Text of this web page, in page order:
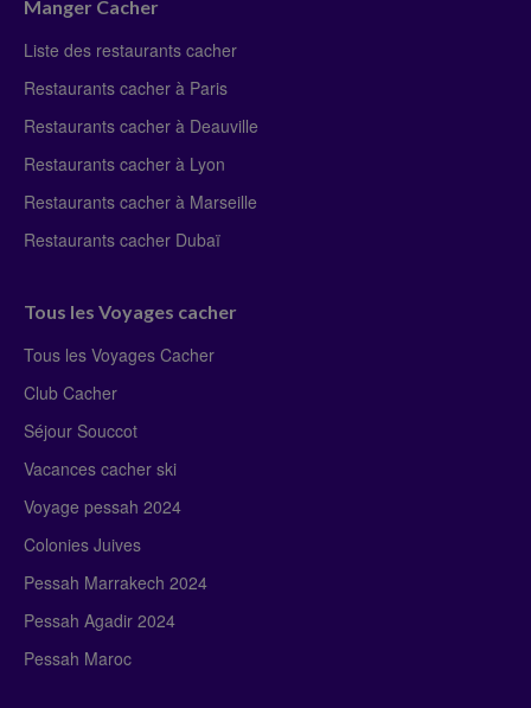
Manger Cacher
Liste des restaurants cacher
Restaurants cacher à Paris
Restaurants cacher à Deauville
Restaurants cacher à Lyon
Restaurants cacher à Marseille
Restaurants cacher Dubaï
Tous les Voyages cacher
Tous les Voyages Cacher
Club Cacher
Séjour Souccot
Vacances cacher ski
Voyage pessah 2024
Colonies Juives
Pessah Marrakech 2024
Pessah Agadir 2024
Pessah Maroc